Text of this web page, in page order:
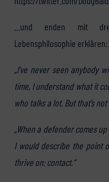
…und enden mit
Lebensphilosophie erklären:
„I’ve never seen anybody
time, I understand what it
who talks a lot. But that’s
„When a defender comes
I would describe the point
thrive on: contact.“